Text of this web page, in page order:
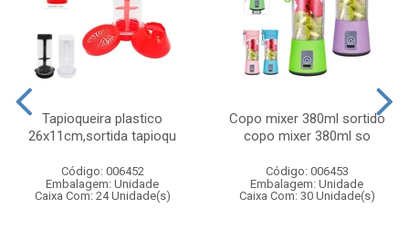
Tapioqueira plastico
26x11cm,sortida tapioqu
Código: 006452
Embalagem: Unidade
Caixa Com: 24 Unidade(s)
Copo mixer 380ml sortido
copo mixer 380ml so
Código: 006453
Embalagem: Unidade
Caixa Com: 30 Unidade(s)